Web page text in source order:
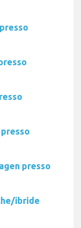
presso
ibride